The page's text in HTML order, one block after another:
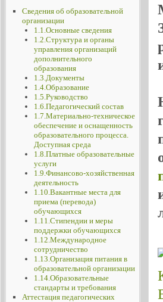
Сведения об образовательной
организации
1.1.Основные сведения
1.2.Структура и органы
управления организаций
дополнительного
образования
1.3.Документы
1.4.Образование
1.5.Руководство
1.6.Педагогический состав
1.7.Материально-техническое
обеспечение и оснащенность
образовательного процесса.
Доступная среда
1.8.Платные образовательные
услуги
1.9.Финансово-хозяйственная
деятельность
1.10.Вакантные места для
приема (перевода)
обучающихся
1.11.Стипендии и меры
поддержки обучающихся
1.12.Международное
сотрудничество
1.13.Организация питания в
образовательной организации
1.14.Образовательные
стандарты и требования
Аттестация педагогических